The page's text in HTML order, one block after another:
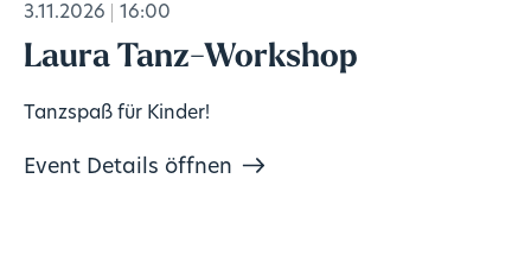
3.11.2026 16:00
Laura Tanz-Workshop
Tanzspaß für Kinder!
Event Details öffnen